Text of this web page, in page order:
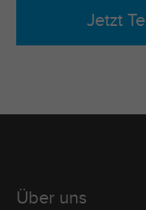
Jetzt
Über uns